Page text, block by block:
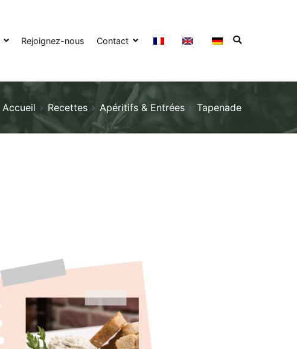
Rejoignez-nous Contact
Accueil Recettes Apéritifs & Entrées Tapenade